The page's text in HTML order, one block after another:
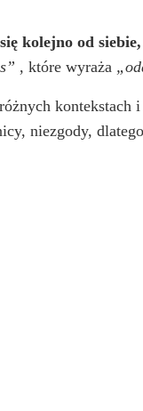
kolejno od
, które wyraża
kontekstach
niezgody,